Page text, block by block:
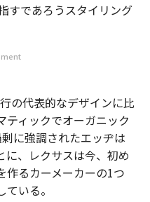
すであろうスタイリング
の代表的なデザインに比
ティックでオーガニック
に強調されたエッヂは
に、レクサスは今、初め
作るカーメーカーの1つ
いる。